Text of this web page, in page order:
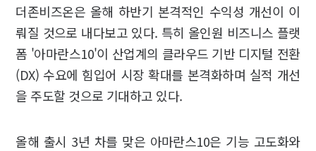
더존비즈온은 올해 하반기 본격적인 수익성 개선이 이
뤄질 것으로 내다보고 있다. 특히 올인원 비즈니스 플랫
폼 '아마란스10'이 산업계의 클라우드 기반 디지털 전환
(DX) 수요에 힘입어 시장 확대를 본격화하며 실적 개선
을 주도할 것으로 기대하고 있다.
올해 출시 3년 차를 맞은 아마란스10은 기능 고도화와